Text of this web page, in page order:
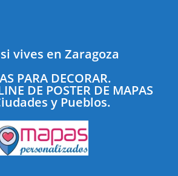
vives en Zaragoza
PARA DECORAR.
DE POSTER DE MAPAS
y Pueblos.